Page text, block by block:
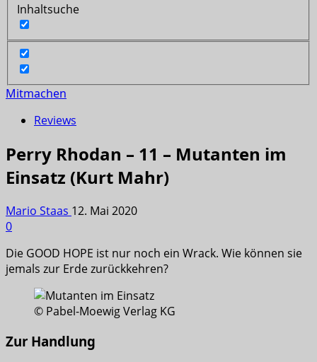
Inhaltsuche
Mitmachen
Reviews
Perry Rhodan – 11 – Mutanten im
Einsatz (Kurt Mahr)
Mario Staas 12. Mai 2020
0
Die GOOD HOPE ist nur noch ein Wrack. Wie können sie
jemals zur Erde zurückkehren?
© Pabel-Moewig Verlag KG
Zur Handlung